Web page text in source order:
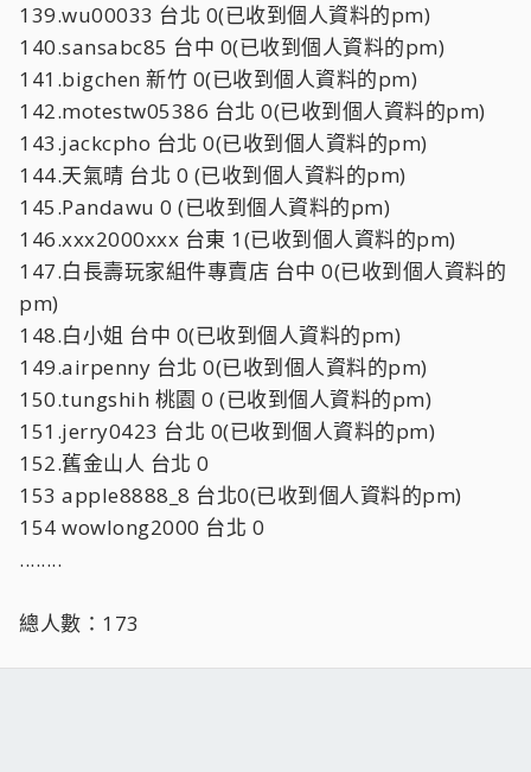
139.wu00033 台北 0(已收到個人資料的pm)
140.sansabc85 台中 0(已收到個人資料的pm)
141.bigchen 新竹 0(已收到個人資料的pm)
142.motestw05386 台北 0(已收到個人資料的pm)
143.jackcpho 台北 0(已收到個人資料的pm)
144.天氣晴 台北 0 (已收到個人資料的pm)
145.Pandawu 0 (已收到個人資料的pm)
146.xxx2000xxx 台東 1(已收到個人資料的pm)
147.白長壽玩家組件專賣店 台中 0(已收到個人資料的
pm)
148.白小姐 台中 0(已收到個人資料的pm)
149.airpenny 台北 0(已收到個人資料的pm)
150.tungshih 桃園 0 (已收到個人資料的pm)
151.jerry0423 台北 0(已收到個人資料的pm)
152.舊金山人 台北 0
153 apple8888_8 台北0(已收到個人資料的pm)
154 wowlong2000 台北 0
........
總人數：173